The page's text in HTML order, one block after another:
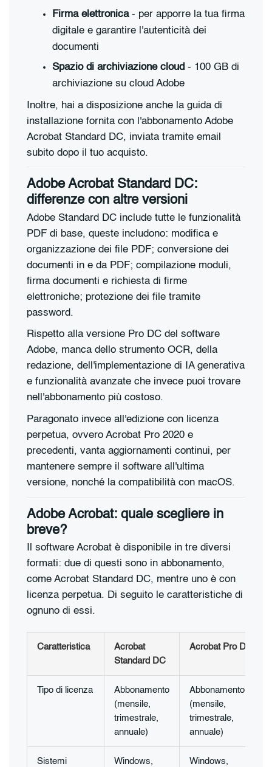
Firma elettronica- per apporre la tua firma
digitale e garantire l'autenticità dei
documenti
Spazio di archiviazione cloud - 100 GB di
archiviazione su cloud Adobe
Inoltre, hai a disposizione anche la guida di
installazione fornita con l'abbonamento Adobe
Acrobat Standard DC, inviata tramite email
subito dopo il tuo acquisto.
Adobe Acrobat Standard DC:
differenze con altre versioni
Adobe Standard DC include tutte le funzionalità
PDF di base, queste includono: modifica e
organizzazione dei file PDF; conversione dei
documenti in e da PDF; compilazione moduli,
firma documenti e richiesta di firme
elettroniche; protezione dei file tramite
password.
Rispetto alla versione Pro DC del software
Adobe, manca dello strumento OCR, della
redazione, dell'implementazione di IA generativa
e funzionalità avanzate che invece puoi trovare
nell'abbonamento più costoso.
Paragonato invece all'edizione con licenza
perpetua, ovvero Acrobat Pro 2020 e
precedenti, vanta aggiornamenti continui, per
mantenere sempre il software all'ultima
versione, nonché la compatibilità con macOS.
Adobe Acrobat: quale scegliere in
breve?
Il software Acrobat è disponibile in tre diversi
formati: due di questi sono in abbonamento,
come Acrobat Standard DC, mentre uno è con
licenza perpetua. Di seguito le caratteristiche di
ognuno di essi.
Caratteristica
Acrobat
Standard DC
Acrobat Pro DC
Tipo di licenza
Abbonamento
(mensile,
trimestrale,
annuale)
Abbonamento
(mensile,
trimestrale,
annuale)
Sistemi
Windows,
Windows,